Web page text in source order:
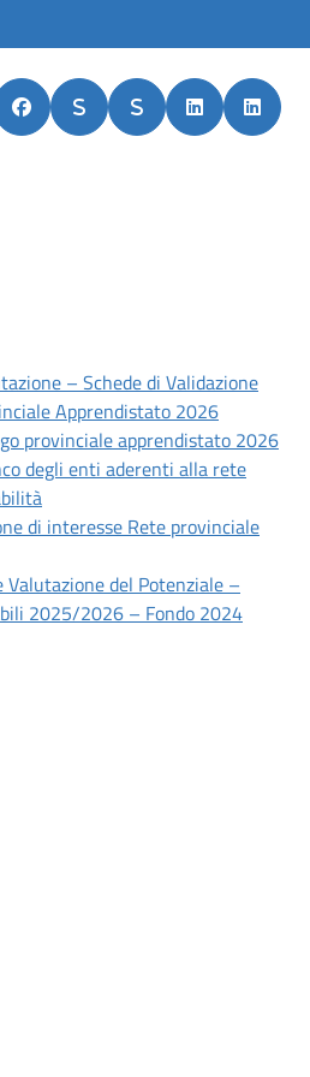
scheda
nuova scheda
Apri in nuova scheda
Apri in nuova scheda
Apri in nuova scheda
Apri in nuova
Apri in
– Schede di Validazione
Apprendistato 2026Apri
provinciale apprendistato 2026
degli enti aderenti alla rete
Apri articolo: Approvazione
di interesse Rete provinciale
Avviso di Manifestazione di
Valutazione del Potenziale –
2025/2026 – Fondo 2024Apri